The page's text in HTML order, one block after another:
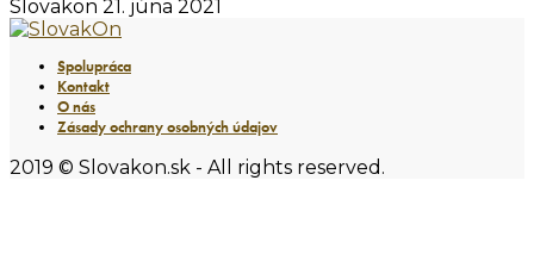
Slovakon 21. júna 2021
Spolupráca
Kontakt
O nás
Zásady ochrany osobných údajov
2019 © Slovakon.sk - All rights reserved.